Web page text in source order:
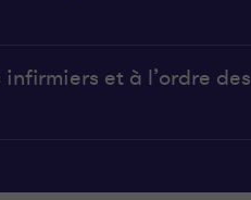
et à l’ordre des